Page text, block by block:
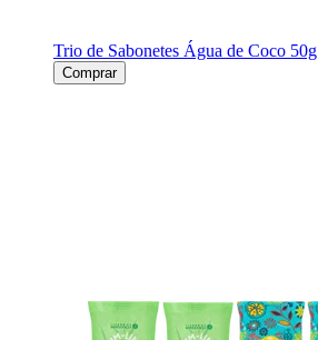
Trio de Sabonetes Água de Coco 50g
Comprar